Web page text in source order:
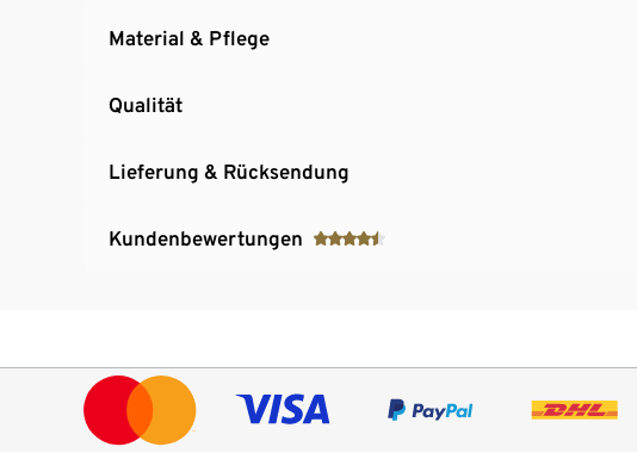
Material & Pflege
Qualität
Lieferung & Rücksendung
Kundenbewertungen